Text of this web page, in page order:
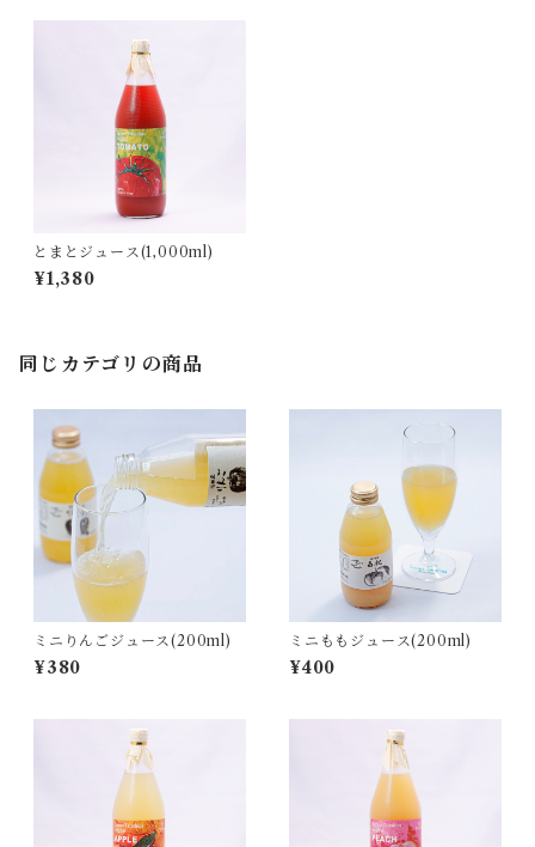
とまとジュース(1,000ml)
¥1,380
同じカテゴリの商品
ミニりんごジュース(200ml)
¥380
ミニももジュース(200ml)
¥400